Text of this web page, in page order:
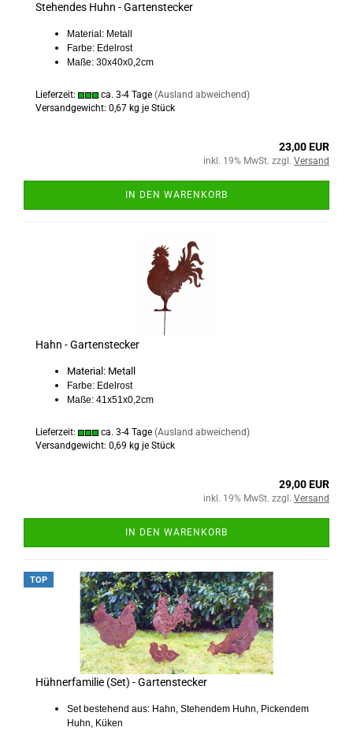
Stehendes Huhn - Gartenstecker
Material: Metall
Farbe: Edelrost
Maße: 30x40x0,2cm
Lieferzeit: ca. 3-4 Tage (Ausland abweichend)
Versandgewicht: 0,67 kg je Stück
23,00 EUR
inkl. 19% MwSt. zzgl. Versand
IN DEN WARENKORB
Hahn - Gartenstecker
Material: Metall
Farbe: Edelrost
Maße: 41x51x0,2cm
Lieferzeit: ca. 3-4 Tage (Ausland abweichend)
Versandgewicht: 0,69 kg je Stück
29,00 EUR
inkl. 19% MwSt. zzgl. Versand
IN DEN WARENKORB
TOP
Hühnerfamilie (Set) - Gartenstecker
Set bestehend aus: Hahn, Stehendem Huhn, Pickendem
Huhn, Küken